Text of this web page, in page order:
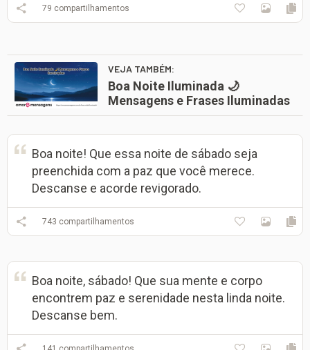
79 compartilhamentos
VEJA TAMBÉM:
Boa Noite Iluminada 🌙
Mensagens e Frases Iluminadas
Boa noite! Que essa noite de sábado seja
preenchida com a paz que você merece.
Descanse e acorde revigorado.
743 compartilhamentos
Boa noite, sábado! Que sua mente e corpo
encontrem paz e serenidade nesta linda noite.
Descanse bem.